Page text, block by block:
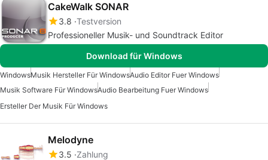
CakeWalk SONAR
3.8 Testversion
Professioneller Musik- und Soundtrack Editor
Download für Windows
WindowsMusik Hersteller Für WindowsAudio Editor Fuer Windows
Musik Software Für WindowsAudio Bearbeitung Fuer Windows
Ersteller Der Musik Für Windows
Melodyne
3.5 Zahlung